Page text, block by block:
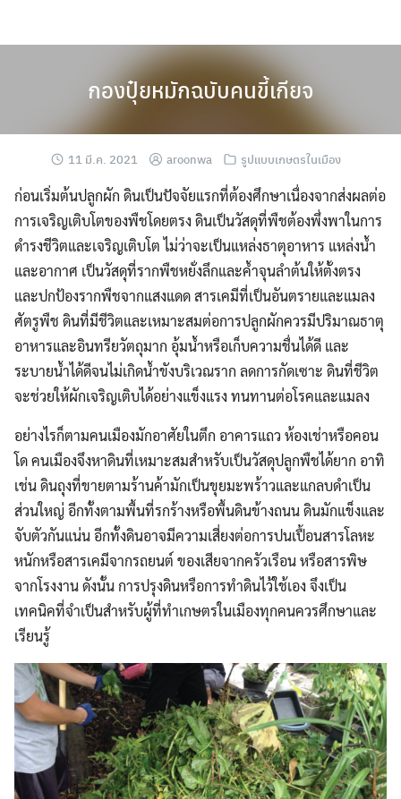
กองปุ๋ยหมักฉบับคนขี้เกียจ
11 มี.ค. 2021 aroonwa รูปแบบเกษตรในเมือง
ก่อนเริ่มต้นปลูกผัก ดินเป็นปัจจัยแรกที่ต้องศึกษาเนื่องจากส่งผลต่อ
การเจริญเติบโตของพืชโดยตรง ดินเป็นวัสดุที่พืชต้องพึ่งพาในการ
ดำรงชีวิตและเจริญเติบโต ไม่ว่าจะเป็นแหล่งธาตุอาหาร แหล่งน้ำ
และอากาศ เป็นวัสดุที่รากพืชหยั่งลึกและค้ำจุนลำต้นให้ตั้งตรง
และปกป้องรากพืชจากแสงแดด สารเคมีที่เป็นอันตรายและแมลง
ศัตรูพืช ดินที่มีชีวิตและเหมาะสมต่อการปลูกผักควรมีปริมาณธาตุ
อาหารและอินทรียวัตถุมาก อุ้มน้ำหรือเก็บความชื่นได้ดี และ
ระบายน้ำได้ดีจนไม่เกิดน้ำขังบริเวณราก ลดการกัดเซาะ ดินที่ชีวิต
จะช่วยให้ผักเจริญเติบได้อย่างแข็งแรง ทนทานต่อโรคและแมลง
อย่างไรก็ตามคนเมืองมักอาศัยในตึก อาคารแถว ห้องเช่าหรือคอน
โด คนเมืองจึงหาดินที่เหมาะสมสำหรับเป็นวัสดุปลูกพืชได้ยาก อาทิ
เช่น ดินถุงที่ขายตามร้านค้ามักเป็นขุยมะพร้าวและแกลบดำเป็น
ส่วนใหญ่ อีกทั้งตามพื้นที่รกร้างหรือพื้นดินข้างถนน ดินมักแข็งและ
จับตัวกันแน่น อีกทั้งดินอาจมีความเสี่ยงต่อการปนเปื้อนสารโลหะ
หนักหรือสารเคมีจากรถยนต์ ของเสียจากครัวเรือน หรือสารพิษ
จากโรงงาน ดังนั้น การปรุงดินหรือการทำดินไว้ใช้เอง จึงเป็น
เทคนิคที่จำเป็นสำหรับผู้ที่ทำเกษตรในเมืองทุกคนควรศึกษาและ
เรียนรู้